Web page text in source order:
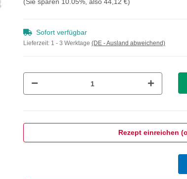
(Sie sparen 10.05%, also 44,12 €)
Sofort verfügbar
Lieferzeit: 1 - 3 Werktage (DE - Ausland abweichend)
Rezept einreichen